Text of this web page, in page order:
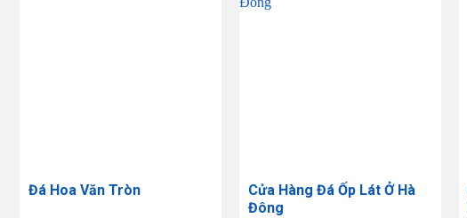
Đá Hoa Văn Tròn
Cửa Hàng Đá Ốp Lát Ở Hà
Đông